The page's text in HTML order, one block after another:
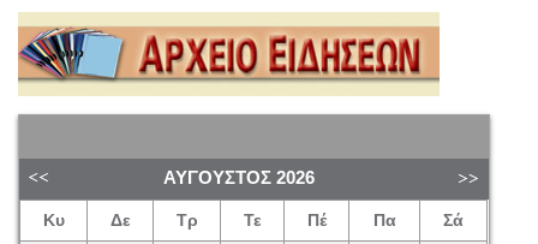
ΑΎΓΟΥΣΤΟΣ 2026
Κυ Δε Τρ Τε Πέ Πα Σά